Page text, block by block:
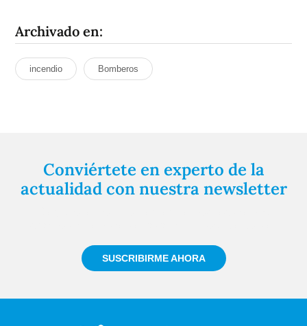
Archivado en:
incendio Bomberos
Conviértete en experto de la
actualidad con nuestra newsletter
SUSCRIBIRME AHORA